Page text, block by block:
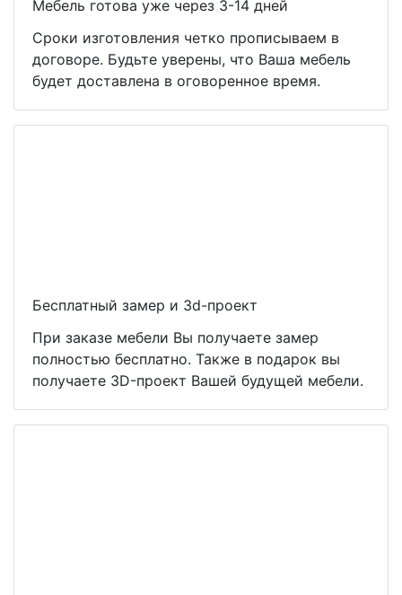
Мебель готова уже через 3-14 дней
Сроки изготовления четко прописываем в
договоре. Будьте уверены, что Ваша мебель
будет доставлена в оговоренное время.
Бесплатный замер и 3d-проект
При заказе мебели Вы получаете замер
полностью бесплатно. Также в подарок вы
получаете 3D-проект Вашей будущей мебели.